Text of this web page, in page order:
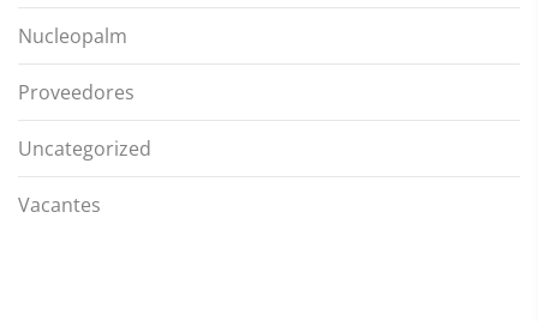
Nucleopalm
Proveedores
Uncategorized
Vacantes